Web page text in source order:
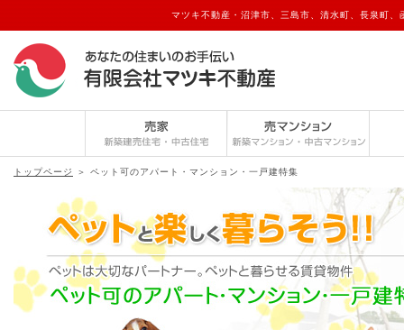
マツキ不動産・沼津市、三島市、清水町、長泉町
トップページ ＞ ペット可のアパート・マンション・一戸建特集